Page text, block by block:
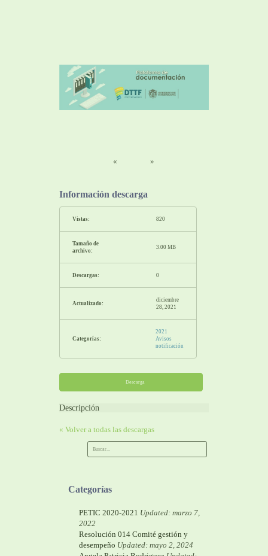
« »
Información descarga
Vistas: 820
Tamaño de
archivo:
3.00 MB
Descargas: 0
Actualizado:
diciembre
28, 2021
Categorías:
2021
Avisos
notificación
Descarga
Descripción
« Volver a todas las descargas
Categorías
PETIC 2020-2021 Updated: marzo 7,
2022
Resolución 014 Comité gestión y
desempeño Updated: mayo 2, 2024